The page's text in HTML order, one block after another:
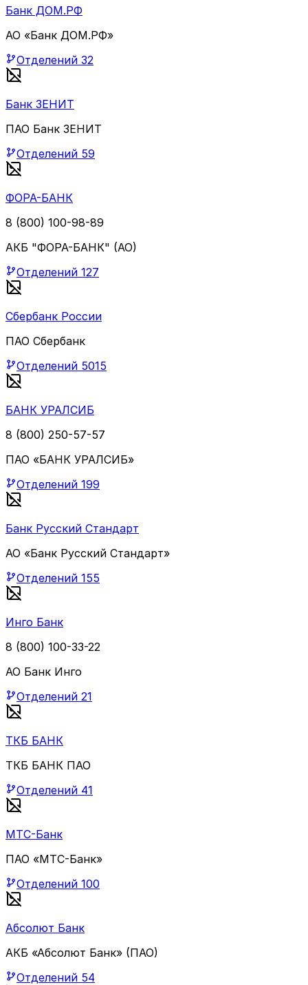
Банк ДОМ.РФ
АО «Банк ДОМ.РФ»
Отделений 32
Банк ЗЕНИТ
ПАО Банк ЗЕНИТ
Отделений 59
ФОРА-БАНК
8 (800) 100-98-89
АКБ "ФОРА-БАНК" (АО)
Отделений 127
Сбербанк России
ПАО Сбербанк
Отделений 5015
БАНК УРАЛСИБ
8 (800) 250-57-57
ПАО «БАНК УРАЛСИБ»
Отделений 199
Банк Русский Стандарт
АО «Банк Русский Стандарт»
Отделений 155
Инго Банк
8 (800) 100-33-22
АО Банк Инго
Отделений 21
ТКБ БАНК
ТКБ БАНК ПАО
Отделений 41
МТС-Банк
ПАО «МТС-Банк»
Отделений 100
Абсолют Банк
АКБ «Абсолют Банк» (ПАО)
Отделений 54